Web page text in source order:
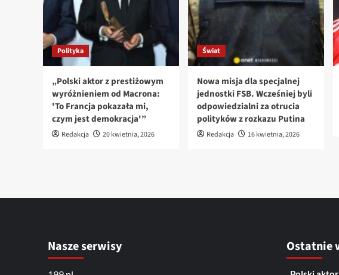
Polityka
„Polski aktor z prestiżowym
wyróżnieniem od Macrona:
'To Francja pokazała mi,
czym jest demokracja'”
Redakcja 20 kwietnia, 2026
Świat
Nowa misja dla specjalnej
jednostki FSB. Wcześniej byli
odpowiedzialni za otrucia
polityków z rozkazu Putina
Redakcja 16 kwietnia, 2026
Nasze serwisy Ostatnie